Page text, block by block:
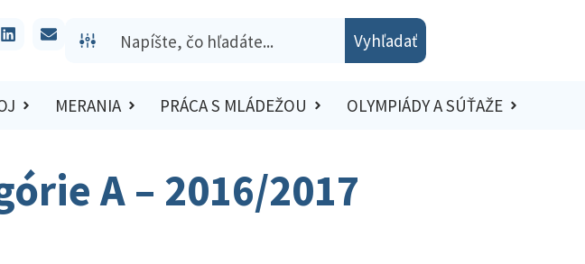
Vyhľadať
MERANIA PRÁCA S MLÁDEŽOU OLYMPIÁDY A SÚŤAŽE
A – 2016/2017